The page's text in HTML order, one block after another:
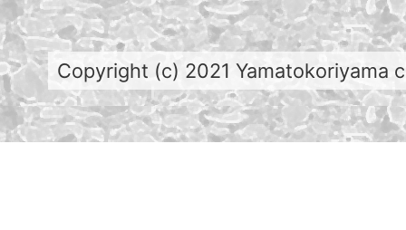
Copyright (c) 2021 Yamatokoriyama